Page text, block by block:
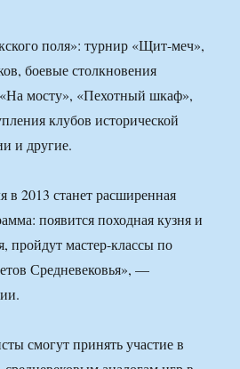
поля»: турнир «Щит-меч»,
боевые столкновения
мосту», «Пехотный шкаф»,
клубов исторической
и другие.
в 2013 станет расширенная
появится походная кузня и
пройдут мастер-классы по
Средневековья», —
смогут принять участие в